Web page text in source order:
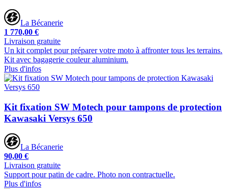
La Bécanerie
1 770,00 €
Livraison gratuite
Un kit complet pour préparer votre moto à affronter tous les terrains.
Kit avec bagagerie couleur aluminium.
Plus d'infos
Kit fixation SW Motech pour tampons de protection
Kawasaki Versys 650
La Bécanerie
90,00 €
Livraison gratuite
Support pour patin de cadre. Photo non contractuelle.
Plus d'infos